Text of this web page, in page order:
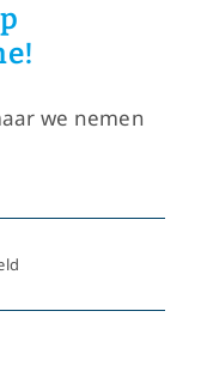
we nemen
Cabaret